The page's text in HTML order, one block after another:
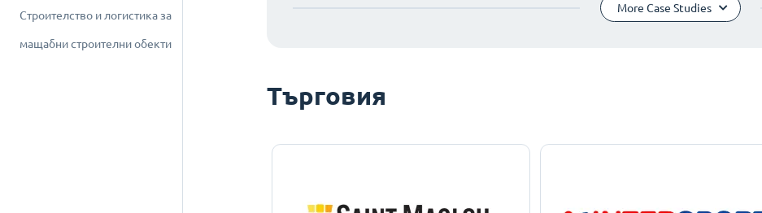
Строителство и логистика за
мащабни строителни обекти
More Case Studies
Търговия